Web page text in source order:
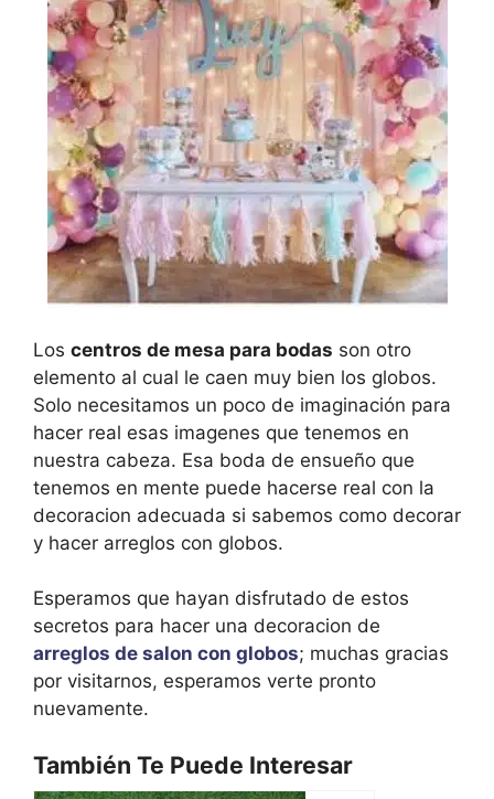
Los centros de mesa para bodas son otro
elemento al cual le caen muy bien los globos.
Solo necesitamos un poco de imaginación para
hacer real esas imagenes que tenemos en
nuestra cabeza. Esa boda de ensueño que
tenemos en mente puede hacerse real con la
decoracion adecuada si sabemos como decorar
y hacer arreglos con globos.
Esperamos que hayan disfrutado de estos
secretos para hacer una decoracion de
arreglos de salon con globos; muchas gracias
por visitarnos, esperamos verte pronto
nuevamente.
También Te Puede Interesar